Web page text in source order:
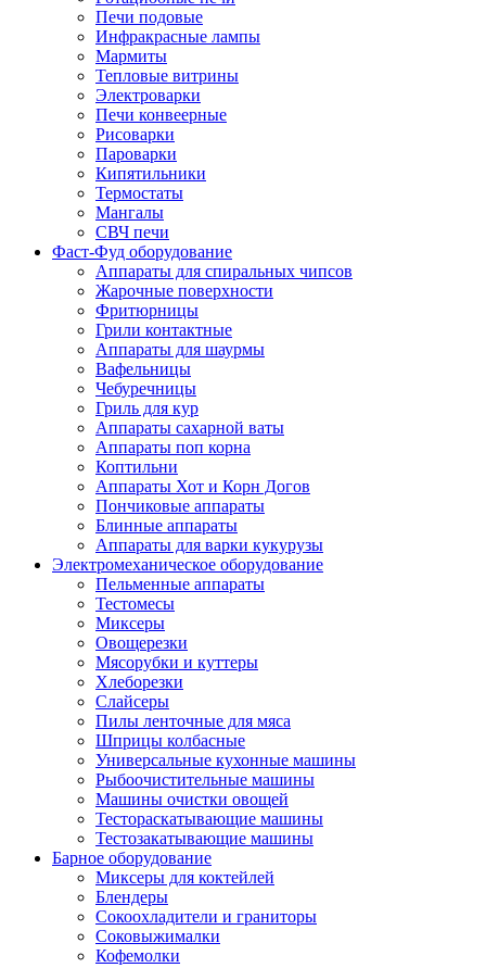
Печи подовые
Инфракрасные лампы
Мармиты
Тепловые витрины
Электроварки
Печи конвеерные
Рисоварки
Пароварки
Кипятильники
Термостаты
Мангалы
СВЧ печи
Фаст-Фуд оборудование
Аппараты для спиральных чипсов
Жарочные поверхности
Фритюрницы
Грили контактные
Аппараты для шаурмы
Вафельницы
Чебуречницы
Гриль для кур
Аппараты сахарной ваты
Аппараты поп корна
Коптильни
Аппараты Хот и Корн Догов
Пончиковые аппараты
Блинные аппараты
Аппараты для варки кукурузы
Электромеханическое оборудование
Пельменные аппараты
Тестомесы
Миксеры
Овощерезки
Мясорубки и куттеры
Хлеборезки
Слайсеры
Пилы ленточные для мяса
Шприцы колбасные
Универсальные кухонные машины
Рыбоочистительные машины
Машины очистки овощей
Тестораскатывающие машины
Тестозакатывающие машины
Барное оборудование
Миксеры для коктейлей
Блендеры
Сокоохладители и граниторы
Соковыжималки
Кофемолки